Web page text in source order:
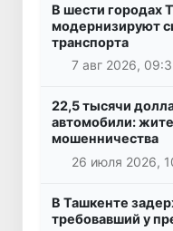
В шести городах
модернизируют
транспорта
7 авг 2026,
22,5 тысячи
автомобили:
мошенничества
26 июля 2026,
В Ташкенте
требовавший у